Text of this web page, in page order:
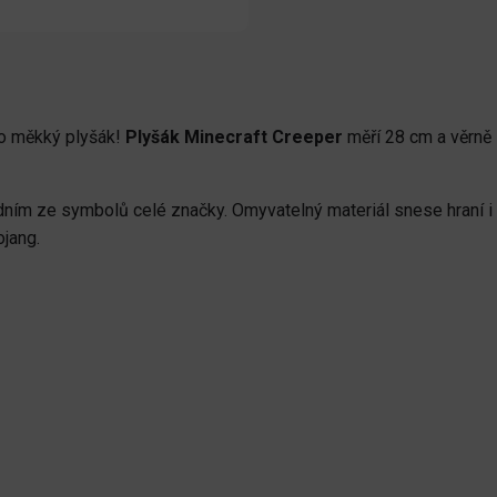
měkký plyšák! Plyšák Minecraft Creeper měří 28 cm a
ze symbolů celé značky. Omyvatelný materiál snese hraní